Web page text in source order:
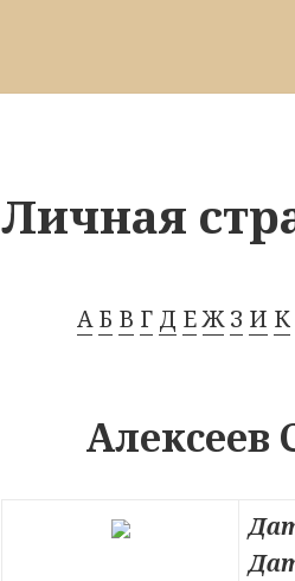
Личная
А Б В Г Д ЕЖ З И К
Алексеев